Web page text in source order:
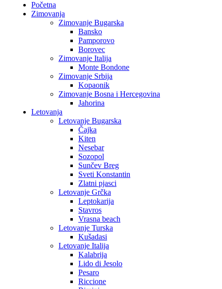
Početna
Zimovanja
Zimovanje Bugarska
Bansko
Pamporovo
Borovec
Zimovanje Italija
Monte Bondone
Zimovanje Srbija
Kopaonik
Zimovanje Bosna i Hercegovina
Jahorina
Letovanja
Letovanje Bugarska
Čajka
Kiten
Nesebar
Sozopol
Sunčev Breg
Sveti Konstantin
Zlatni pjasci
Letovanje Grčka
Leptokarija
Stavros
Vrasna beach
Letovanje Turska
Kušadasi
Letovanje Italija
Kalabrija
Lido di Jesolo
Pesaro
Riccione